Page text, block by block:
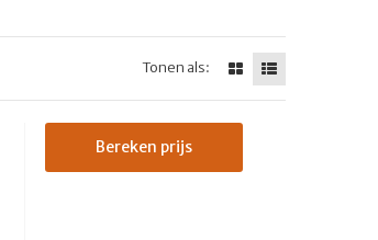
Tonen als:
Bereken prijs